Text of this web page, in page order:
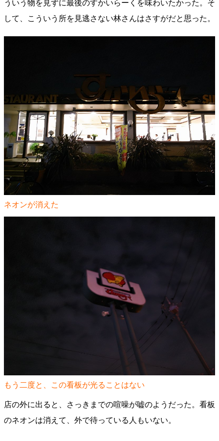
ういう物を見ずに最後のすかいらーくを味わいたかった。そ
して、こういう所を見逃さない林さんはさすがだと思った。
ネオンが消えた
もう二度と、この看板が光ることはない
店の外に出ると、さっきまでの喧噪が嘘のようだった。看板
のネオンは消えて、外で待っている人もいない。